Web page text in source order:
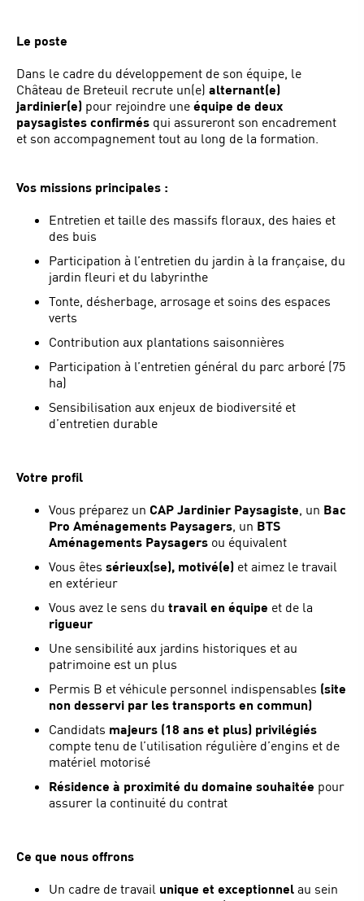
Le poste
Dans le cadre du développement de son équipe, le
Château de Breteuil recrute un(e) alternant(e)
jardinier(e) pour rejoindre une équipe de deux
paysagistes confirmés qui assureront son encadrement
et son accompagnement tout au long de la formation.
Vos missions principales :
Entretien et taille des massifs floraux, des haies et
des buis
Participation à l’entretien du jardin à la française, du
jardin fleuri et du labyrinthe
Tonte, désherbage, arrosage et soins des espaces
verts
Contribution aux plantations saisonnières
Participation à l’entretien général du parc arboré (75
ha)
Sensibilisation aux enjeux de biodiversité et
d’entretien durable
Votre profil
Vous préparez un CAP Jardinier Paysagiste, un Bac
Pro Aménagements Paysagers, un BTS
Aménagements Paysagers ou équivalent
Vous êtes sérieux(se), motivé(e) et aimez le travail
en extérieur
Vous avez le sens du travail en équipe et de la
rigueur
Une sensibilité aux jardins historiques et au
patrimoine est un plus
Permis B et véhicule personnel indispensables (site
non desservi par les transports en commun)
Candidats majeurs (18 ans et plus) privilégiés
compte tenu de l’utilisation régulière d’engins et de
matériel motorisé
Résidence à proximité du domaine souhaitée pour
assurer la continuité du contrat
Ce que nous offrons
Un cadre de travail unique et exceptionnel au sein